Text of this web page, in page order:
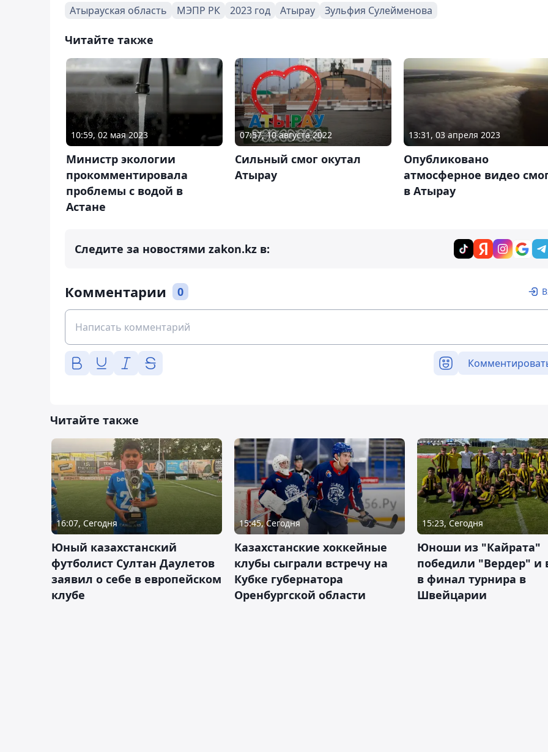
Атырауская область МЭПР РК 2023 год Атырау Зульфия Сулейменова
Читайте также
10:59, 02 мая 2023
Министр экологии
прокомментировала
проблемы с водой в
Астане
07:57, 10 августа 2022
Сильный смог окутал
Атырау
13:31, 03 апреля 2023
Опубликовано
атмосферное видео
в Атырау
Следите за новостями zakon.kz в:
Комментарии 0
Читайте также
16:07, Сегодня
Юный казахстанский
футболист Султан Даулетов
заявил о себе в европейском
клубе
15:45, Сегодня
Казахстанские хоккейные
клубы сыграли встречу на
Кубке губернатора
Оренбургской области
15:23, Сегодня
Юноши из "Кайрата"
победили "Вердер"
в финал турнира в
Швейцарии